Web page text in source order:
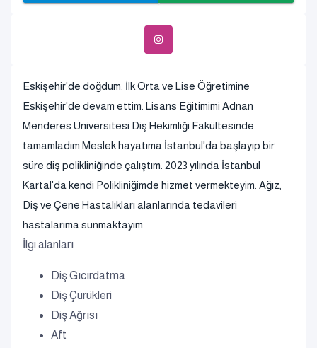
Eskişehir'de doğdum. İlk Orta ve Lise Öğretimine
Eskişehir'de devam ettim. Lisans Eğitimimi Adnan
Menderes Üniversitesi Diş Hekimliği Fakültesinde
tamamladım.Meslek hayatıma İstanbul'da başlayıp bir
süre diş polikliniğinde çalıştım. 2023 yılında İstanbul
Kartal'da kendi Polikliniğimde hizmet vermekteyim. Ağız,
Diş ve Çene Hastalıkları alanlarında tedavileri
hastalarıma sunmaktayım.
İlgi alanları
Diş Gıcırdatma
Diş Çürükleri
Diş Ağrısı
Aft